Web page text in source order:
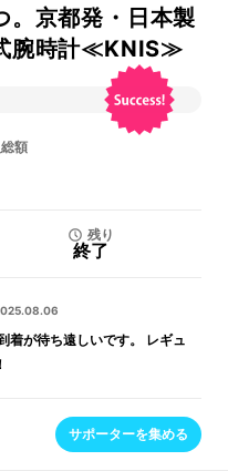
。京都発・日本製
腕時計≪KNIS≫
額
残り
終了
着が待ち遠しいです。 レギュ
サポーターを集める